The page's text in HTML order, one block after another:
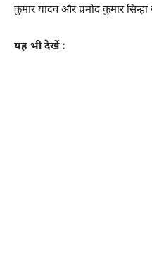
कुमार यादव और प्रमोद कुमार
यह भी देखें :